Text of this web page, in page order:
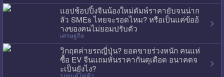
แอปช้อปปิ้งจีนน้องใหม่ดัมพ์ราคายับจนน่าก
ลัว SMEs ไทยจะรอดไหม? หรือเป็นแค่ข้ออ้
างของคนไม่ยอมปรับตัว
เศรษฐกิจ
วิกฤตค่ายรถญี่ปุ่น? ยอดขายร่วงหนัก คนแห่
ซื้อ EV จีนแถมหั่นราคากันดุเดือด อนาคตจ
ะเป็นยังไง?
รถยนต์ไฟฟ้า